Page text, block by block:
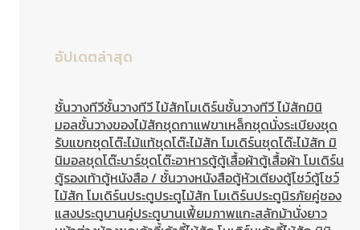
อัปเดตล่าสุด
ชั้นวางทีวีชั้นวางทีวี ไม้สักโมเดิร์นชั้นวางทีวี ไม้สักมินิ
มอลชั้นวางของไม้สักชุดกาแฟขาเหล็กชุดนั่งระเบียงชุด
รับแขกชุดโต๊ะไม้แท้ชุดโต๊ะไม้สัก โมเดิร์นชุดโต๊ะไม้สัก มิ
นิมอลชุดโต๊ะบาร์ชุดโต๊ะอาหารตู้ตู้เสื้อผ้าตู้เสื้อผ้า โมเดิร์น
ตู้รองเท้าตู้หนังสือ / ชั้นวางหนังสือตู้หัวเตียงตู้โชว์ตู้โชว์
ไม้สัก โมเดิร์นประตูประตูไม้สัก โมเดิร์นประตูนิรภัยคู่ชอง
แสงประตูบานคู่ประตูบานเฟี้ยมภาพแกะสลักม้านั่งยาว